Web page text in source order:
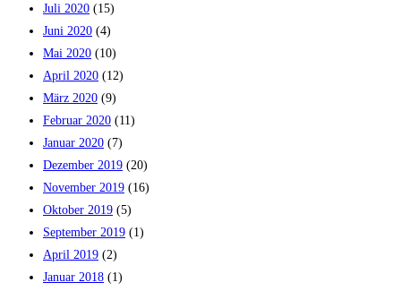
Juli 2020 (15)
Juni 2020 (4)
Mai 2020 (10)
April 2020 (12)
März 2020 (9)
Februar 2020 (11)
Januar 2020 (7)
Dezember 2019 (20)
November 2019 (16)
Oktober 2019 (5)
September 2019 (1)
April 2019 (2)
Januar 2018 (1)